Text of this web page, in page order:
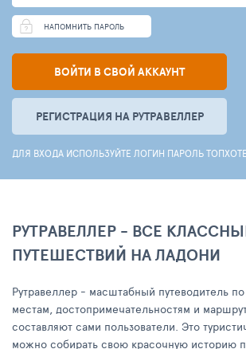
НАПОМНИТЬ ПАРОЛЬ
ВОЙТИ В СВОЙ АККАУНТ
РЕГИСТРАЦИЯ НА РУТРАВЕЛЛЕР
ДЛЯ ВХОДА ИСПОЛЬЗУЙТЕ ЛОГИН ПАРОЛЬ
РУТРАВЕЛЛЕР - ВСЕ
ПУТЕШЕСТВИЙ НА ЛАДОНИ
Рутравеллер - масштабный путеводитель
местам, достопримечательностям и
составляют сами пользователи. Это
можно собирать свою красочную историю